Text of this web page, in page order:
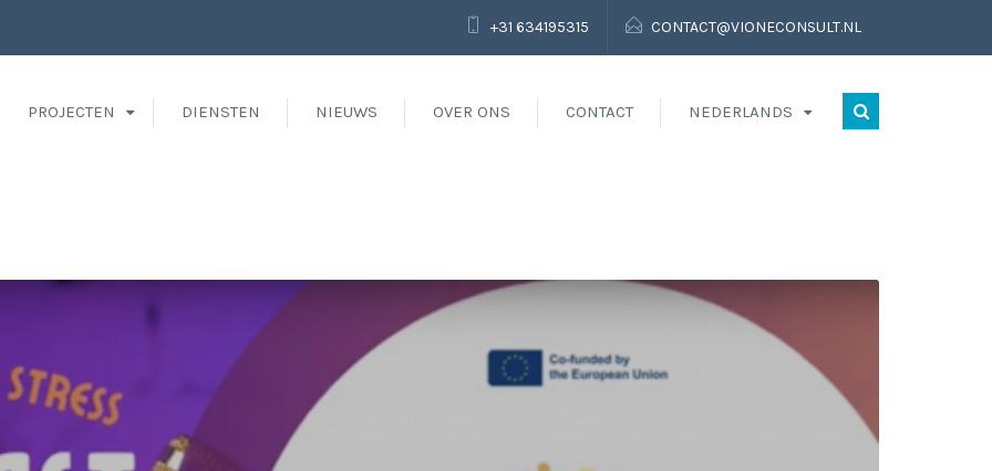
+31 634195315 CONTACT@VIONECONSULT.NL
PROJECTEN DIENSTEN NIEUWS OVER ONS CONTACT NEDERLANDS